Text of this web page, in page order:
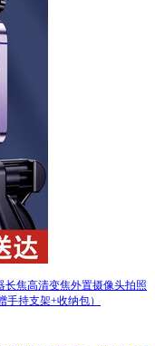
长焦高清变焦外置摄像头拍照
持支架+收纳包）